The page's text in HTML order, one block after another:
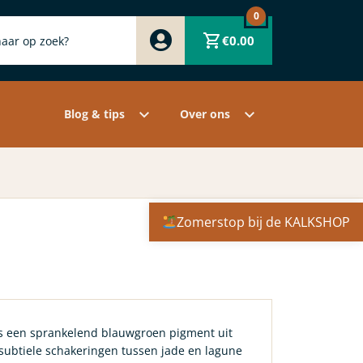
€0.00
0
Zwart
Grijs
Overige pigmenten
Blog & tips Over ons
Contact
een sprankelend blauwgroen pigment uit
schakeringen tussen jade en lagune
Zomerstop bij de KALKSHOP